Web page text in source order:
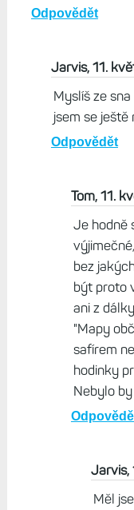
Odpovědět
Jarvis, 11.
Myslíš ze
jsem se ještě
Odpovědět
Tom, 11.
Je hodně
bez
být proto
ani z
"Mapy
safírem
hodinky
Nebylo
Jarvis,
Měl